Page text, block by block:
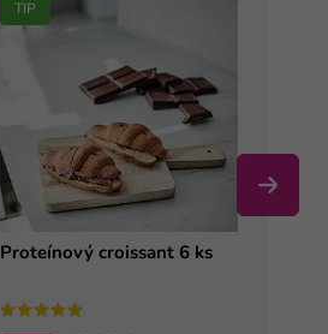
TIP
Proteínový croissant 6 ks